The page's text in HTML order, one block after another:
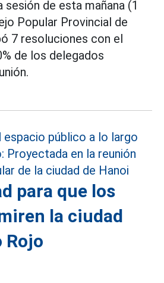
sesión de esta mañana (1
Popular Provincial de
7 resoluciones con el
de los delegados
para que los
la ciudad
Rojo